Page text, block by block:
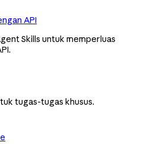
API
Skills untuk memperluas
tugas-tugas khusus.